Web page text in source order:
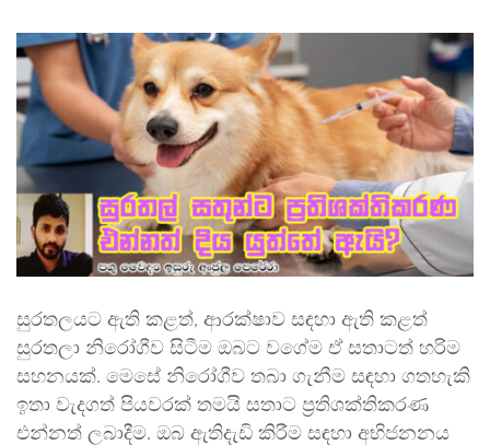
සුරතලයට ඇති කළත්, ආරක්ෂාව සඳහා ඇති කළත්
සුරතලා නිරෝගීව සිටීම ඔබට වගේම ඒ සතාටත් හරිම
සහනයක්. මෙසේ නිරෝගීව තබා ගැනීම සඳහා ගතහැකි
ඉතා වැදගත් පියවරක් තමයි සතාට ප්‍රතිශක්තිකරණ
එන්නත් ලබාදීම. ඔබ ඇතිදැඩි කිරීම සඳහා අභිජනනය